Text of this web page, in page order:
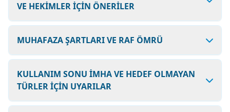
VE HEKİMLER İÇİN ÖNERİLER
MUHAFAZA ŞARTLARI VE RAF ÖMRÜ
KULLANIM SONU İMHA VE HEDEF OLMAYAN
TÜRLER İÇİN UYARILAR